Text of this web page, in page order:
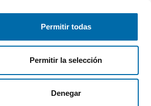
Permitir todas
Permitir la selección
Denegar
Publica gratis Inicia sesión